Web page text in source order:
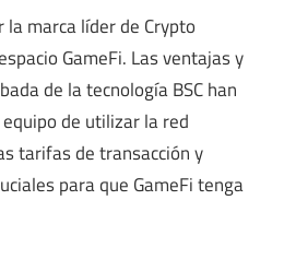
marca líder de Crypto
GameFi. Las ventajas y
de la tecnología BSC han
de utilizar la red
tarifas de transacción y
para que GameFi tenga